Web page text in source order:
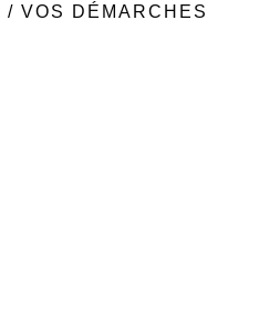
/ VOS DÉMARCHES